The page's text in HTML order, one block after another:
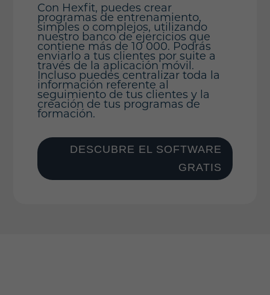
Con Hexfit, puedes crear
programas de entrenamiento,
simples o complejos, utilizando
nuestro banco de ejercicios que
contiene más de 10 000. Podrás
enviarlo a tus clientes por suite a
través de la aplicación móvil.
Incluso puedes centralizar toda la
información referente al
seguimiento de tus clientes y la
creación de tus programas de
formación.
DESCUBRE EL SOFTWARE
GRATIS